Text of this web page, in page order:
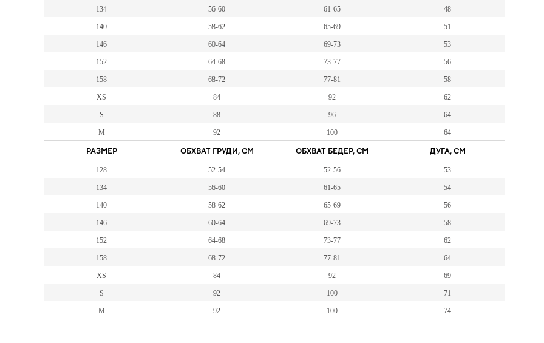
134 56-60 61-65 48
140 58-62 65-69 51
146 60-64 69-73 53
152 64-68 73-77 56
158 68-72 77-81 58
XS 84 92 62
S 88 96 64
M 92 100 64
РАЗМЕР ОБХВАТ ГРУДИ, СМ ОБХВАТ БЕДЕР, СМ ДУГА, СМ
128 52-54 52-56 53
134 56-60 61-65 54
140 58-62 65-69 56
146 60-64 69-73 58
152 64-68 73-77 62
158 68-72 77-81 64
XS 84 92 69
S 92 100 71
M 92 100 74